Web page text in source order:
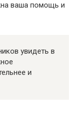
ваша помощь и
увидеть в
и